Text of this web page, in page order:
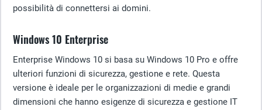
possibilità di connettersi ai domini.
Windows 10 Enterprise
Enterprise Windows 10 si basa su Windows 10 Pro e offre
ulteriori funzioni di sicurezza, gestione e rete. Questa
versione è ideale per le organizzazioni di medie e grandi
dimensioni che hanno esigenze di sicurezza e gestione IT